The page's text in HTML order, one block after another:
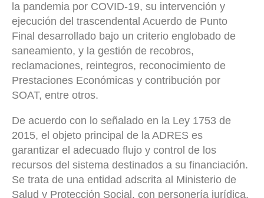
la pandemia por COVID-19, su intervención y
ejecución del trascendental Acuerdo de Punto
Final desarrollado bajo un criterio englobado de
saneamiento, y la gestión de recobros,
reclamaciones, reintegros, reconocimiento de
Prestaciones Económicas y contribución por
SOAT, entre otros.
De acuerdo con lo señalado en la Ley 1753 de
2015, el objeto principal de la ADRES es
garantizar el adecuado flujo y control de los
recursos del sistema destinados a su financiación.
Se trata de una entidad adscrita al Ministerio de
Salud y Protección Social, con personería jurídica,